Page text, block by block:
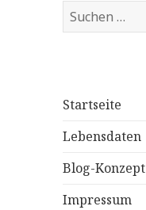
Suchen
nach:
Startseite
Lebensdaten
Blog-Konzept
Impressum